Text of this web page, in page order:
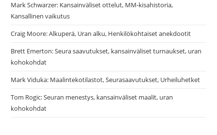
Mark Schwarzer: Kansainväliset ottelut, MM-kisahistoria,
Kansallinen vaikutus
Craig Moore: Alkuperä, Uran alku, Henkilökohtaiset anekdootit
Brett Emerton: Seura saavutukset, kansainväliset turnaukset, uran
kohokohdat
Mark Viduka: Maalintekotilastot, Seurasaavutukset, Urheiluhetket
Tom Rogic: Seuran menestys, kansainväliset maalit, uran
kohokohdat